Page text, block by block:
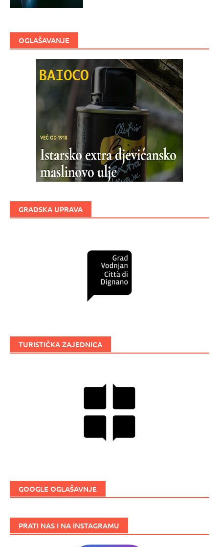
OGLAŠAVANJE
GRADSKA UPRAVA
TURISTIČKA ZAJEDNICA
GOOGLE OGLAŠAVNJE
PRATI NAS I NA INSTAGRAMU